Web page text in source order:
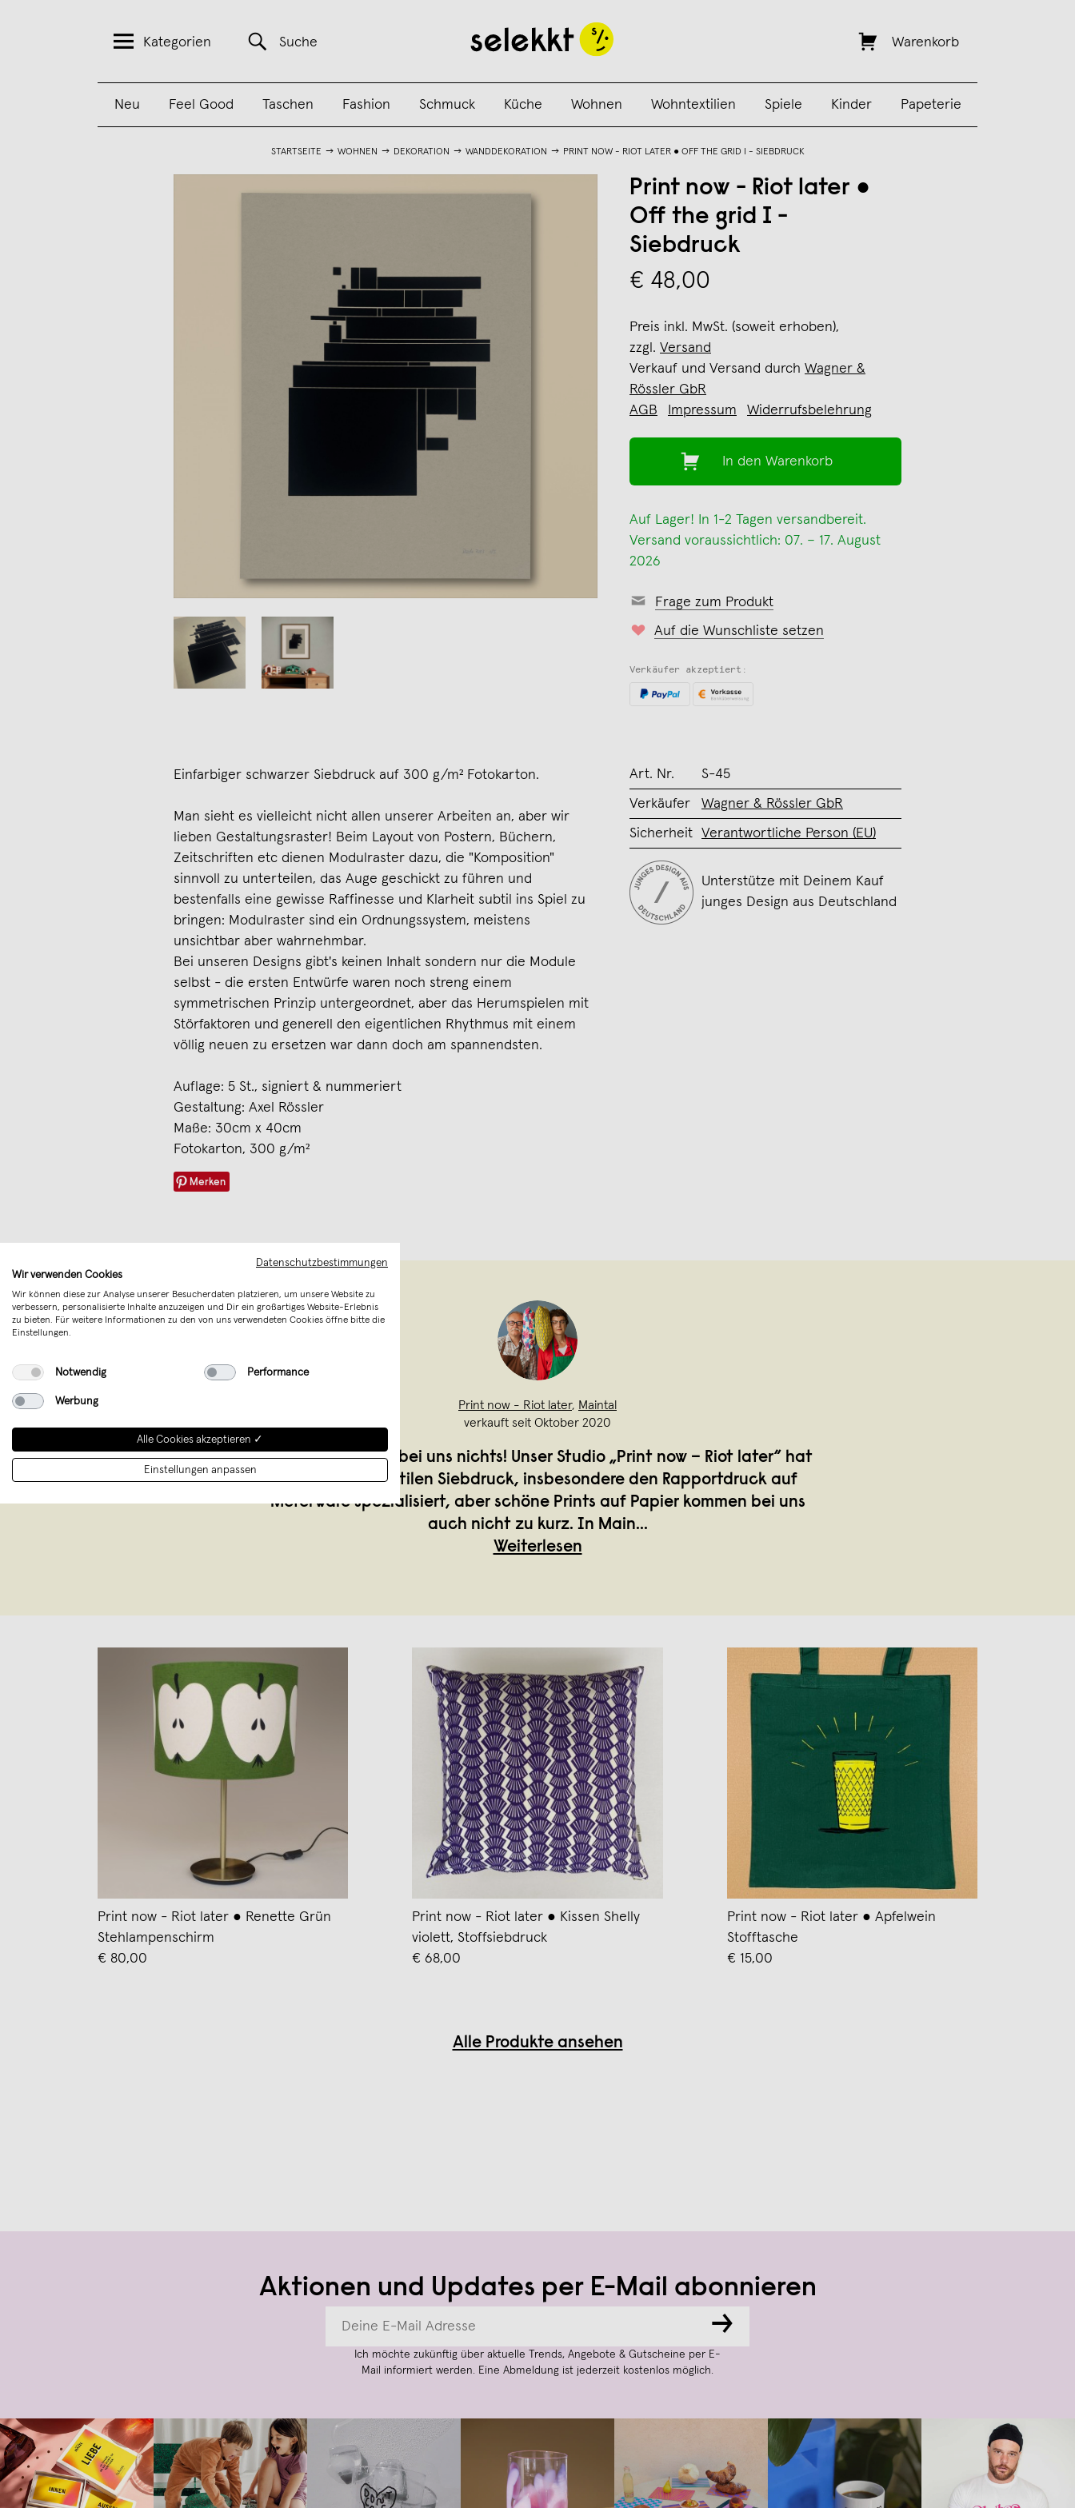
Kategorien Suche Warenkorb
Neu Feel Good Taschen Fashion Schmuck Küche Wohnen Wohntextilien Spiele Kinder Papeterie
STARTSEITE WOHNEN DEKORATION WANDDEKORATION PRINT NOW - RIOT LATER ● OFF THE GRID I - SIEBDRUCK
Print now - Riot later ●
Off the grid I -
Siebdruck
€ 48,00
Preis inkl. MwSt. (soweit erhoben),
zzgl. Versand
Verkauf und Versand durch Wagner &
Rössler GbR
AGB
Impressum Widerrufsbelehrung
In den Warenkorb
Auf Lager! In 1-2 Tagen versandbereit.
Versand voraussichtlich: 07. – 17. August
2026
Frage zum Produkt
Auf die Wunschliste setzen
Verkäufer akzeptiert:
Einfarbiger schwarzer Siebdruck auf 300 g/m² Fotokarton.
Man sieht es vielleicht nicht allen unserer Arbeiten an, aber wir
lieben Gestaltungsraster! Beim Layout von Postern, Büchern,
Zeitschriften etc dienen Modulraster dazu, die "Komposition"
sinnvoll zu unterteilen, das Auge geschickt zu führen und
bestenfalls eine gewisse Raffinesse und Klarheit subtil ins Spiel zu
bringen: Modulraster sind ein Ordnungssystem, meistens
unsichtbar aber wahrnehmbar.
Bei unseren Designs gibt's keinen Inhalt sondern nur die Module
selbst - die ersten Entwürfe waren noch streng einem
symmetrischen Prinzip untergeordnet, aber das Herumspielen mit
Störfaktoren und generell den eigentlichen Rhythmus mit einem
völlig neuen zu ersetzen war dann doch am spannendsten.
Auflage: 5 St., signiert & nummeriert
Gestaltung: Axel Rössler
Maße: 30cm x 40cm
Fotokarton, 300 g/m²
Merken
Art. Nr. S-45
Verkäufer Wagner & Rössler GbR
Sicherheit Verantwortliche Person (EU)
Unterstütze mit Deinem Kauf
junges Design aus Deutschland
Print now - Riot later, Maintal
verkauft seit Oktober 2020
Ohne Druck läuft bei uns nichts! Unser Studio „Print now – Riot later“ hat
sich auf den textilen Siebdruck, insbesondere den Rapportdruck auf
Meterware spezialisiert, aber schöne Prints auf Papier kommen bei uns
auch nicht zu kurz. In Main...
Weiterlesen
Print now - Riot later ● Renette Grün
Stehlampenschirm
€ 80,00
Print now - Riot later ● Kissen Shelly
violett, Stoffsiebdruck
€ 68,00
Print now - Riot later ● Apfelwein
Stofftasche
€ 15,00
Alle Produkte ansehen
Aktionen und Updates per E-Mail abonnieren
→
Ich möchte zukünftig über aktuelle Trends, Angebote & Gutscheine per E-
Mail informiert werden. Eine Abmeldung ist jederzeit kostenlos möglich.
Datenschutzbestimmungen
Wir verwenden Cookies
Wir können diese zur Analyse unserer Besucherdaten platzieren, um unsere Website zu
verbessern, personalisierte Inhalte anzuzeigen und Dir ein großartiges Website-Erlebnis
zu bieten. Für weitere Informationen zu den von uns verwendeten Cookies öffne bitte die
Einstellungen.
Notwendig Performance
Werbung
Alle Cookies akzeptieren ✓
Einstellungen anpassen